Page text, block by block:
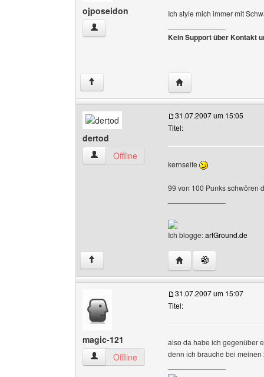
ojposeidon
ojposeidon Benutzer-Profile anzeigen
Ich style mich immer mit
Kein Support über Kontakt
↑ Website dieses
dertod
dertod Benutzer-Profile anzeigen
Offline
31.07.2007 um 15:05
Titel:
kernseife
99 von 100 Punks schwören
Ich blogge:artGround.de
↑ Website dieses
magic-121
magic-121 Benutzer-Profile anzeigen
Offline
31.07.2007 um 15:07
Titel:
also da habe ich gegenüber
denn ich brauche bei